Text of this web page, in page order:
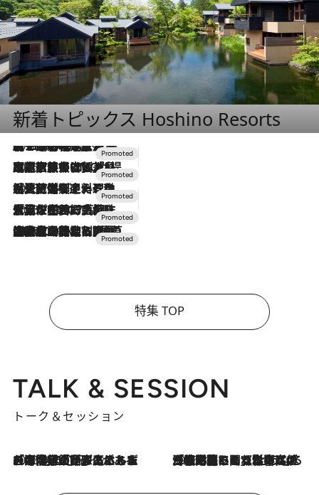
新着トピックス Hoshino Resorts
2026.8.7
【トンボの足水浴】ヒノキの香りに包まれて涼感マックス！約13℃の湧水かけ流しを避暑地「星野温泉 トンボの湯」で体験
2026.7.31
【ホテル帰省】という選択肢をOMOが提案。家族とほどよい距離を保つには「昼は実家、夜は気兼ねなくホテルで！」
2026.7.24
【夏限定ディナーコース】旬を迎える稚鮎や花ズッキーニなどをイタリア・トスカーナの郷土料理の手法で満喫！
2026.7.17
「土佐和ハーブかき氷」がOMO7高知に登場！生姜、山椒、大葉など目にも舌にも涼を呼ぶ郷土の味
2026.7.10
NEW OPEN！【界 草津】名湯の地に誕生。趣の異なる2種の温泉と上州ならではの会席・蕎麦割烹など美食を味わう究極の癒やし旅
特集 TOP
TALK & SESSION
トーク＆セッション
2026.8.3
「今後値上げがあるとすれば…」「リスクがあるのは今年の冬」エネルギー専門家が語る、ホルムズ海峡封鎖が家庭にもたらす“ある心配” 2026.8.3
「住宅建てられない…」「サーチャージ料の高値が続いている」ホルムズ海峡封鎖による影響はいつまで続く？《エネルギー専門家に聞く“どうなる日本の暮らし”》